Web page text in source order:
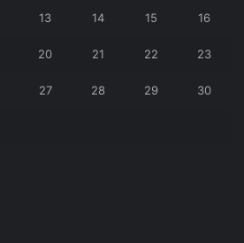
13 14 15 16
20 21 22 23
27 28 29 30